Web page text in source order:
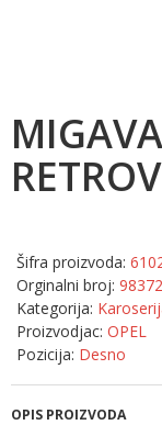
Šifra proizvoda:
Orginalni broj:
Kategorija:
Proizvodjac: OPEL
Pozicija: Desno
OPIS PROIZVODA